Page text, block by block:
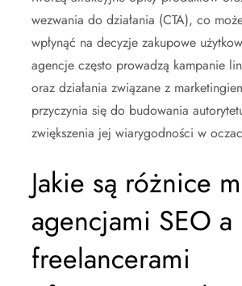
wezwania do działania (CTA), co
wpłynąć na decyzje zakupowe
agencje często prowadzą kampanie
oraz działania związane z
przyczynia się do budowania
zwiększenia jej wiarygodności w
Jakie są różnice
agencjami SEO a
freelancerami